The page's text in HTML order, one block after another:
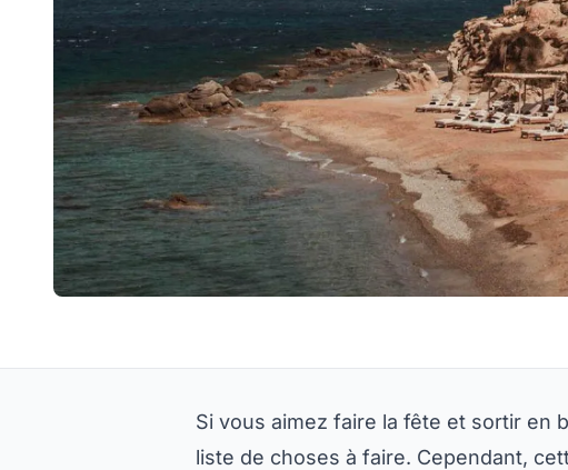
Si vous aimez faire la fête et sortir en
liste de choses à faire. Cependant,